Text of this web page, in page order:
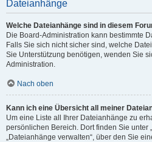
Dateianhänge
Welche Dateianhänge sind in diesem
Die Board-Administration kann bestimmte
Falls Sie sich nicht sicher sind, welche
Sie Unterstützung benötigen, wenden Sie
Administration.
Nach oben
Kann ich eine Übersicht all meiner
Um eine Liste all Ihrer Dateianhänge zu
persönlichen Bereich. Dort finden Sie unter
„Dateianhänge verwalten“, über den Sie